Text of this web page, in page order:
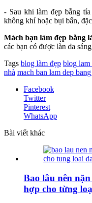
- Sau khi làm đẹp bằng
không khí hoặc bụi bẩn,
Mách bạn làm đẹp bằng
các bạn có được làn da
Tags blog làm đẹp blog lam
nhà mach ban lam dep
Facebook
Twitter
Pinterest
WhatsApp
Bài viết khác
Bao lâu nên
hợp cho từng